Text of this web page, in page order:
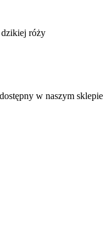
róży
w naszym sklepie